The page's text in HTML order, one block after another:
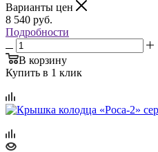
Варианты цен
8 540 руб.
Подробности
В корзину
Купить в 1 клик